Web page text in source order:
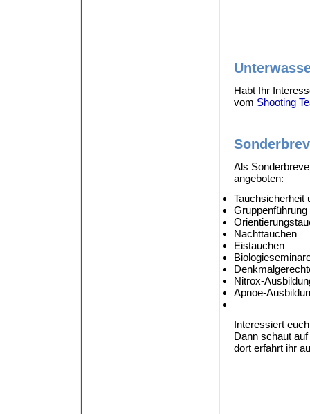
Habt Ihr
vom Shooting
Als
angeboten:
Tauchsicherheit
Gruppenführung
Nachttauchen
Eistauchen
Nitrox-
Apnoe-
Interessiert
Dann schaut
dort erfahrt ihr